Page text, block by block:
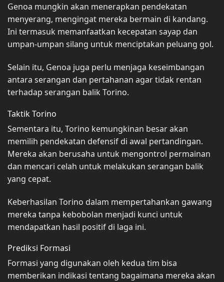
Genoa mungkin akan menerapkan pendekatan
menyerang, mengingat mereka bermain di kandang.
Ini termasuk memanfaatkan kecepatan sayap dan
umpan-umpan silang untuk menciptakan peluang gol.
Selain itu, Genoa juga perlu menjaga keseimbangan
antara serangan dan pertahanan agar tidak rentan
terhadap serangan balik Torino.
Taktik Torino
Sementara itu, Torino kemungkinan besar akan
memilih pendekatan defensif di awal pertandingan.
Mereka akan berusaha untuk mengontrol permainan
dan mencari celah untuk melakukan serangan balik
yang cepat.
Keberhasilan Torino dalam mempertahankan gawang
mereka tanpa kebobolan menjadi kunci untuk
mendapatkan hasil positif di laga ini.
Prediksi Formasi
Formasi yang digunakan oleh kedua tim bisa
memberikan indikasi tentang bagaimana mereka akan